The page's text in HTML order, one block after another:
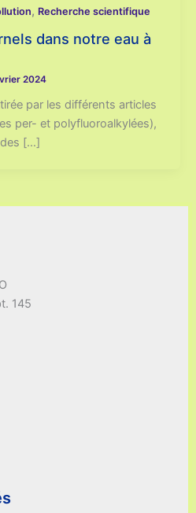
, Recherche scientifique
dans notre eau à
2024
par les différents articles
per- et polyfluoroalkylées),
[…]
145